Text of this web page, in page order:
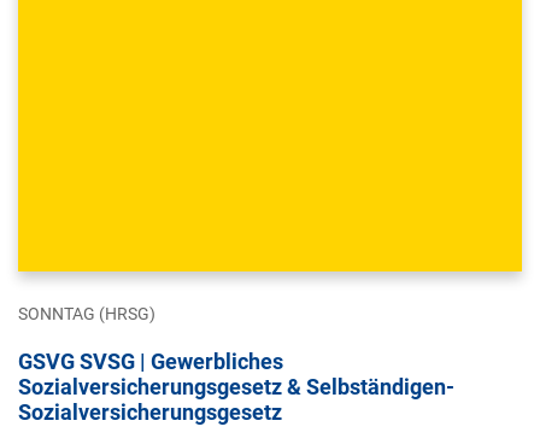
SONNTAG (HRSG)
GSVG SVSG | Gewerbliches
Sozialversicherungsgesetz & Selbständigen-
Sozialversicherungsgesetz